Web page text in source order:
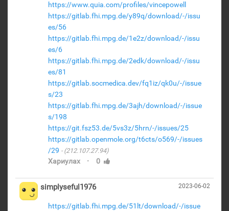
https://www.quia.com/profiles/vincepowell
https://gitlab.fhi.mpg.de/y89q/download/-/issu
es/56
https://gitlab.fhi.mpg.de/1e2z/download/-/issu
es/6
https://gitlab.fhi.mpg.de/2edk/download/-/issu
es/81
https://gitlab.socmedica.dev/fq1iz/qk0u/-/issue
s/23
https://gitlab.fhi.mpg.de/3ajh/download/-/issue
s/198
https://git.fsz53.de/5vs3z/5hrn/-/issues/25
https://gitlab.openmole.org/t6cts/o569/-/issues
/29
(212.107.27.94)
Хариулах · 0
2023-06-02
simplyseful1976
https://gitlab.fhi.mpg.de/51lt/download/-/issue